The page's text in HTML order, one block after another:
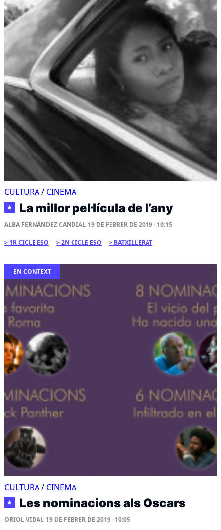
CULTURA/ CINEMA
★ La millor pel·lícula de l’any
ALBA FERNÁNDEZ CANDIAL 19 DE FEBRER DE 2019 · 10:15
1R CICLE ESO 2N CICLE ESO BATXILLERAT
EN CONTEXT
CULTURA/ CINEMA
★ Les nominacions als Oscars
ORIOL VIDAL 19 DE FEBRER DE 2019 · 10:05